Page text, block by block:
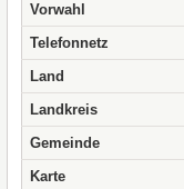
Vorwahl
Telefonnetz
Land
Landkreis
Gemeinde
Karte